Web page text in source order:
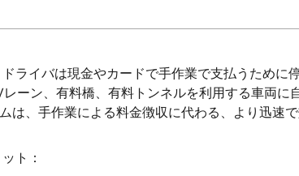
ライバは現金やカードで手作業で支払うため
ーン、有料橋、有料トンネルを利用する車両
は、手作業による料金徴収に代わる、より迅速
ト：